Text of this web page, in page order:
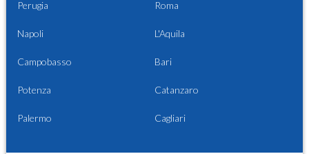
Perugia Roma
Napoli L'Aquila
Campobasso Bari
Potenza Catanzaro
Palermo Cagliari